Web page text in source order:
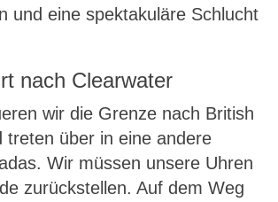
und eine spektakuläre Schlucht
nach Clearwater
wir die Grenze nach British
treten über in eine andere
Wir müssen unsere Uhren
zurückstellen. Auf dem Weg